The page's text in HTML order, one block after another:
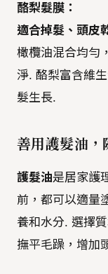
酪梨髮膜：
適合掉髮、頭皮
橄欖油混合均勻
淨. 酪梨富含維
髮生長.
善用護髮油，
護髮油是居家護
前，都可以適量
養和水分. 選擇
撫平毛躁，增加